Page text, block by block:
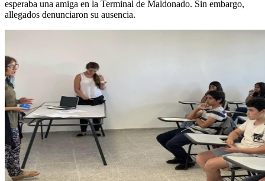
esperaba una amiga en la Terminal de Maldonado. Sin embargo,
allegados denunciaron su ausencia.